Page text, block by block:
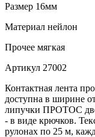
Размер 16мм
Материал нейлон
Прочее мягкая
Артикул 27002
Контактная лента
доступна в ширине
липучки ПРОТОС две
- в виде крючков.
рулонах по 25 м,